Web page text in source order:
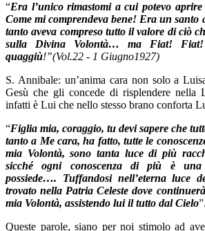
“Era l’unico rimastomi a cui potevo
Come mi comprendeva bene! Era un santo
tanto aveva compreso tutto il valore di ciò
sulla Divina Volontà… ma Fiat!
quaggiù!”(Vol.22 - 1 Giugno1927)
S. Annibale: un’anima cara non solo a
Gesù che gli concede di risplendere nella
infatti è Lui che nello stesso brano conforta
“Figlia mia, coraggio, tu devi sapere che
tanto a Me cara, ha fatto, tutte le
mia Volontà, sono tanta luce di più
sicché ogni conoscenza di più è
possiede…. Tuffandosi nell’eterna luce
trovato nella Patria Celeste dove
mia Volontà, assistendo lui il tutto dal Cielo”.
Queste parole, siano per noi stimolo ad